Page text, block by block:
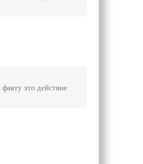
это действие